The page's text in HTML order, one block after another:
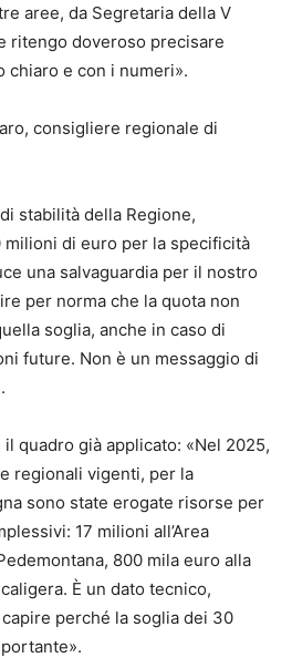
aree, da Segretaria della V
ritengo doveroso precisare
chiaro e con i numeri».
consigliere regionale di
stabilità della Regione,
di euro per la specificità
una salvaguardia per il nostro
per norma che la quota non
soglia, anche in caso di
future. Non è un messaggio di
quadro già applicato: «Nel 2025,
regionali vigenti, per la
sono state erogate risorse per
17 milioni all’Area
800 mila euro alla
È un dato tecnico,
perché la soglia dei 30